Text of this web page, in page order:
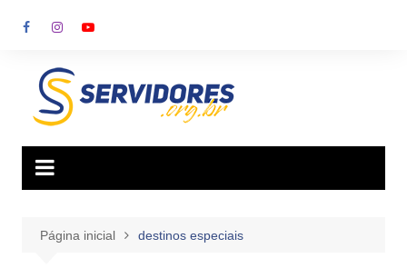
para
conteúdo
Página inicial destinos especiais